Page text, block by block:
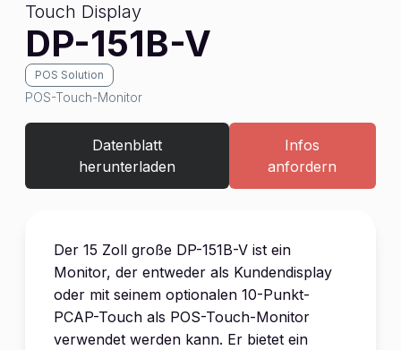
Touch Display
DP-151B-V
POS Solution
POS-Touch-Monitor
Datenblatt
herunterladen
Infos
anfordern
Der 15 Zoll große DP-151B-V ist ein
Monitor, der entweder als Kundendisplay
oder mit seinem optionalen 10-Punkt-
PCAP-Touch als POS-Touch-Monitor
verwendet werden kann. Er bietet ein